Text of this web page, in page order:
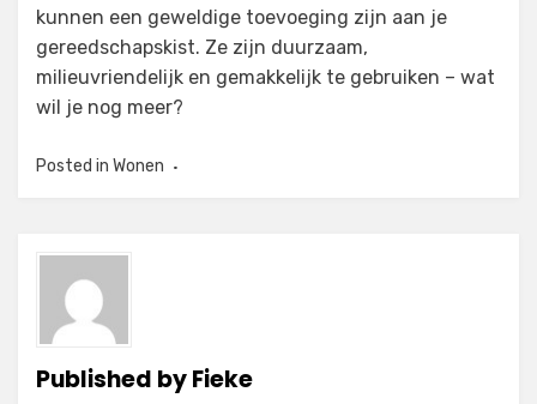
kunnen een geweldige toevoeging zijn aan je
gereedschapskist. Ze zijn duurzaam,
milieuvriendelijk en gemakkelijk te gebruiken – wat
wil je nog meer?
Posted in Wonen
Published byFieke